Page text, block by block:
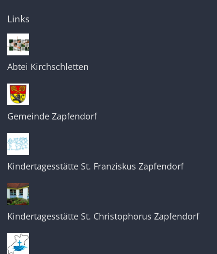
Links
Abtei Kirchschletten
Gemeinde Zapfendorf
Kindertagesstätte St. Franziskus Zapfendorf
Kindertagesstätte St. Christophorus Zapfendorf